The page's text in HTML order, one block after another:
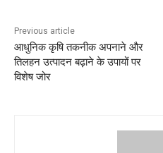
Previous article
आधुनिक कृषि तकनीक अपनाने और
तिलहन उत्पादन बढ़ाने के उपायों पर
विशेष जोर